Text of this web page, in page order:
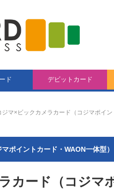
ド デビットカード
ジマ×ビックカメラカード（コジマポイン
ポイントカード・WAON一体型）
カード（コジマ